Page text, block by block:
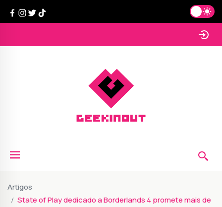
Artigos
State of Play dedicado a Borderlands 4 promete mais de